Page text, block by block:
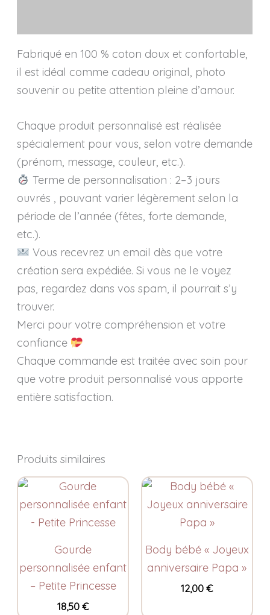
Fabriqué en 100 % coton doux et confortable,
il est idéal comme cadeau original, photo
souvenir ou petite attention pleine d’amour.
Chaque produit personnalisé est réalisée
spécialement pour vous, selon votre demande
(prénom, message, couleur, etc.).
Terme de personnalisation : 2–3 jours
ouvrés , pouvant varier légèrement selon la
période de l’année (fêtes, forte demande,
etc.).
Vous recevrez un email dès que votre
création sera expédiée. Si vous ne le voyez
pas, regardez dans vos spam, il pourrait s’y
trouver.
Merci pour votre compréhension et votre
confiance
Chaque commande est traitée avec soin pour
que votre produit personnalisé vous apporte
entière satisfaction.
Produits similaires
Gourde
personnalisée enfant
– Petite Princesse
18,50€
Body bébé « Joyeux
anniversaire Papa »
12,00€